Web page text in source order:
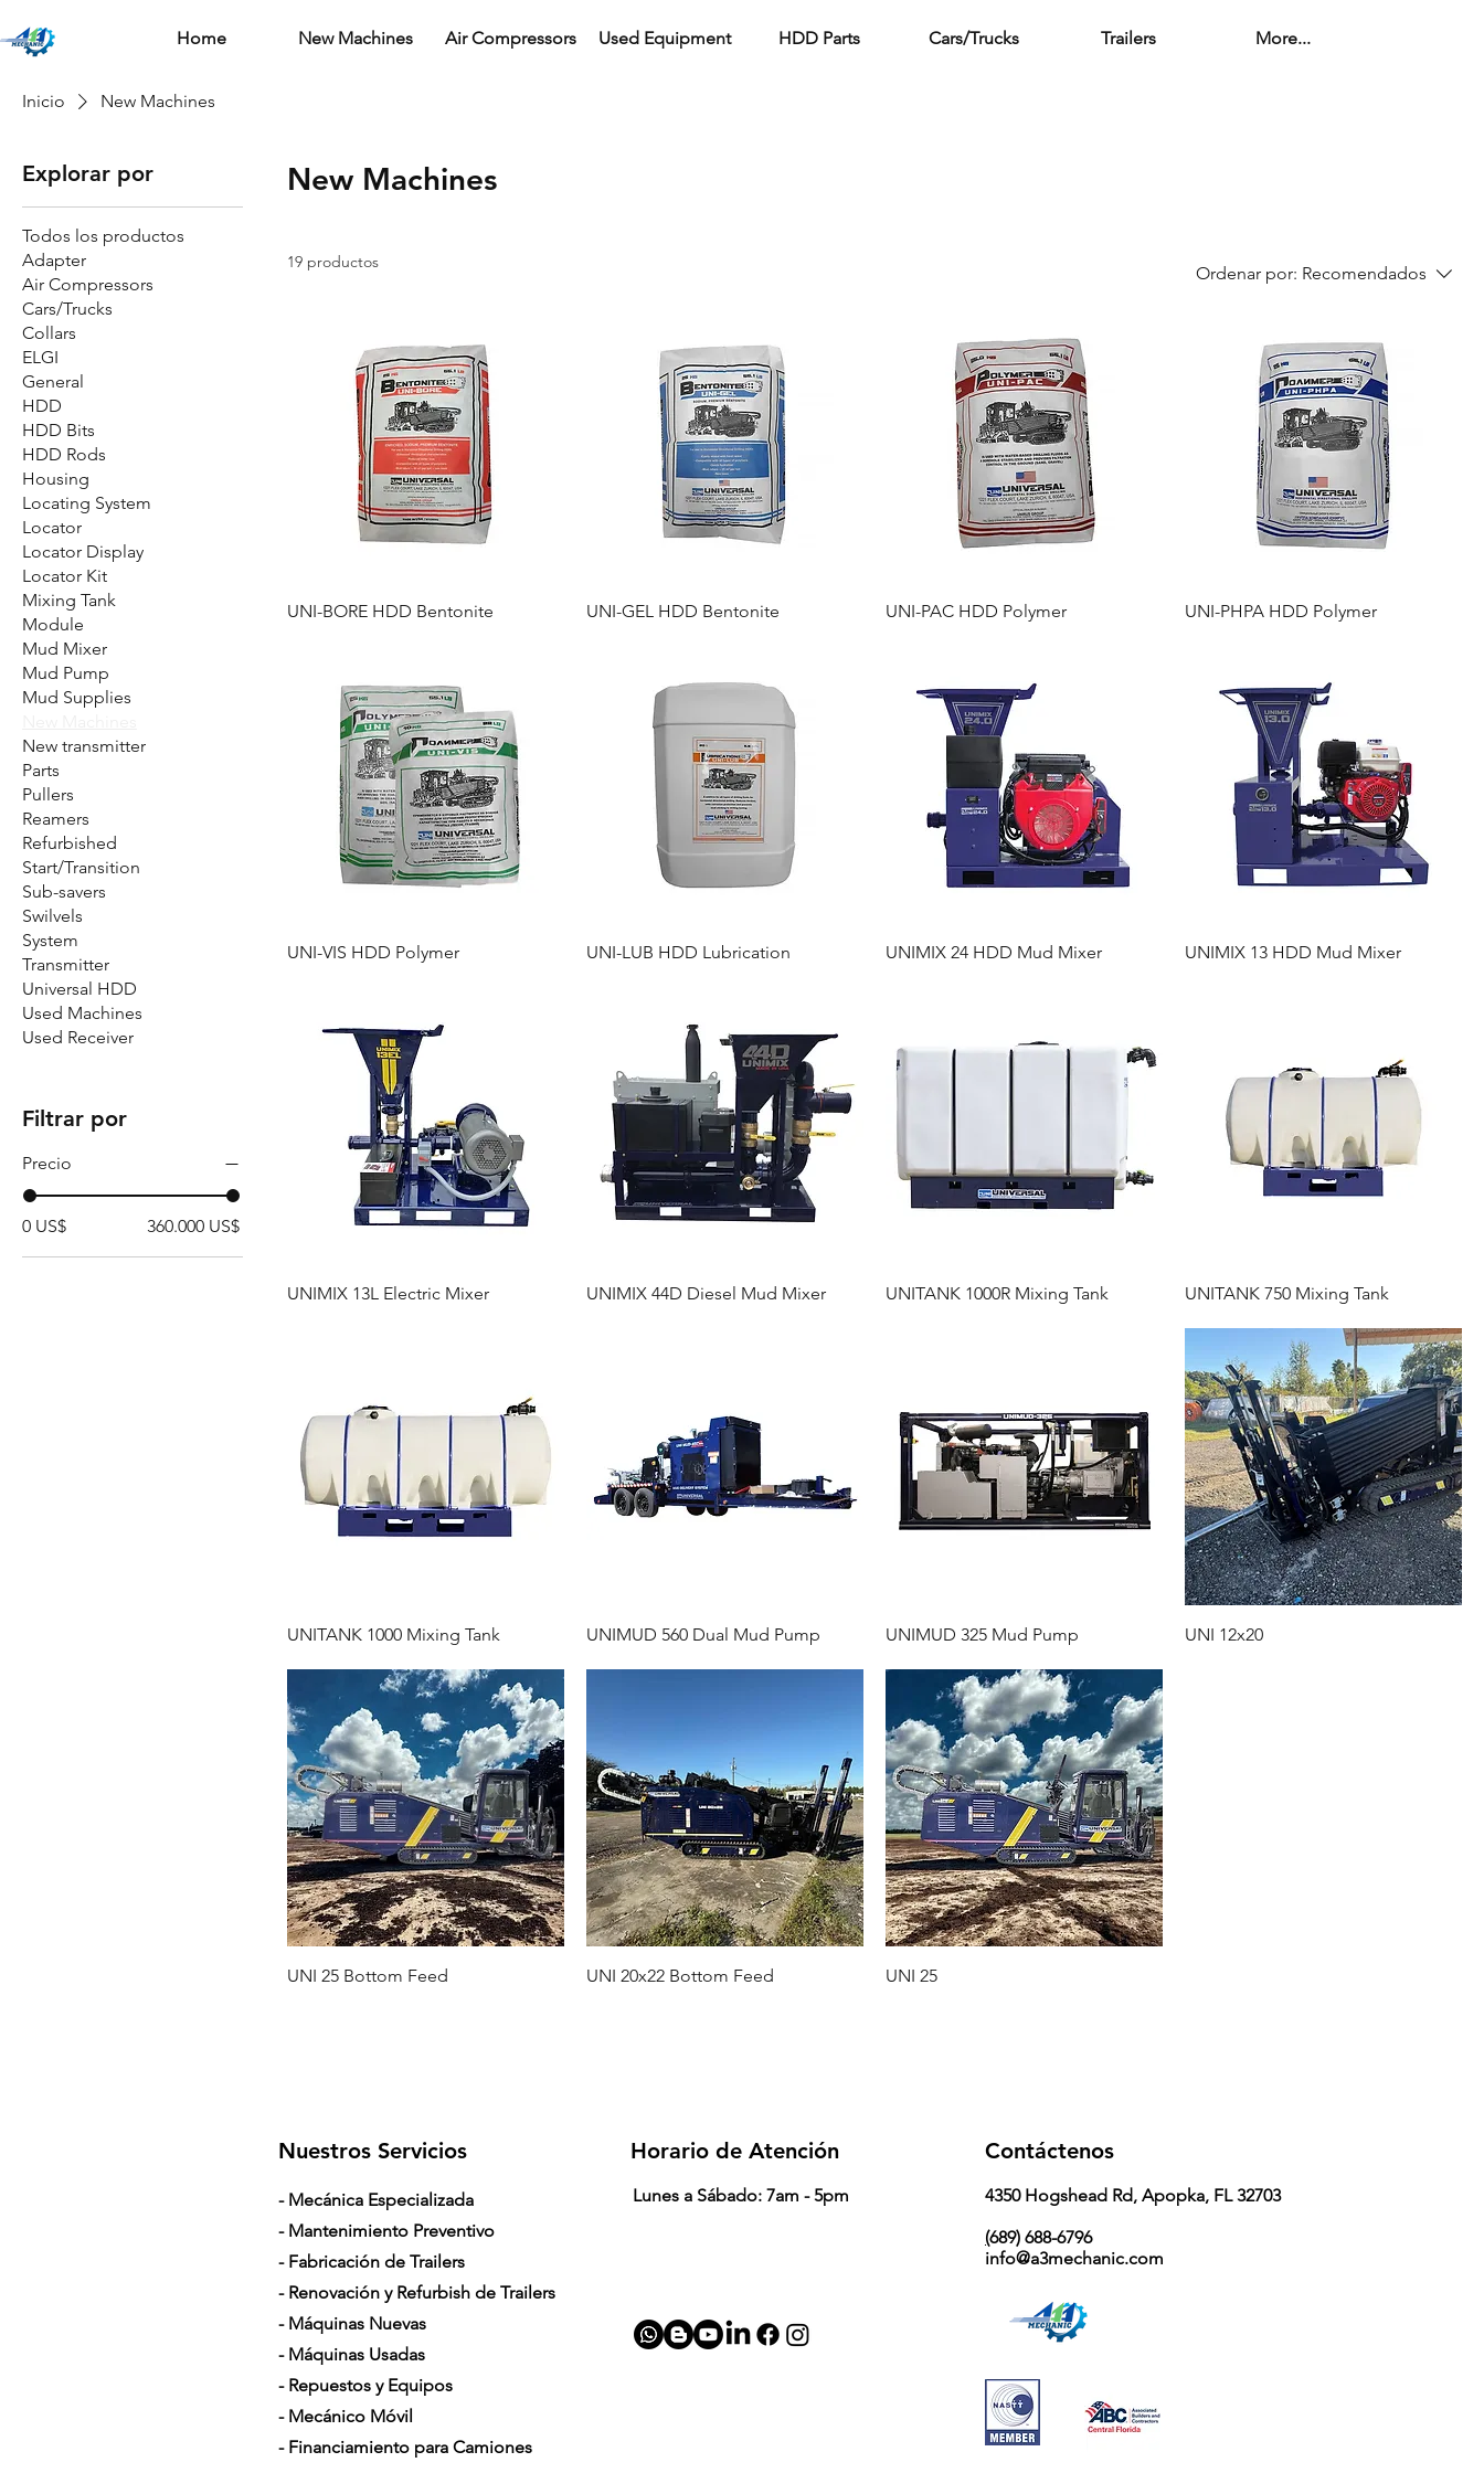
Home New Machines Air Compressors Used Equipment HDD Parts Cars/Trucks Trailers More...
Inicio New Machines
Explorar por
Todos los productos
Adapter
Air Compressors
Cars/Trucks
Collars
ELGI
General
HDD
HDD Bits
HDD Rods
Housing
Locating System
Locator
Locator Display
Locator Kit
Mixing Tank
Module
Mud Mixer
Mud Pump
Mud Supplies
New transmitter
Parts
Pullers
Reamers
Refurbished
Start/Transition
Sub-savers
Swilvels
System
Transmitter
Universal HDD
Used Machines
Used Receiver
Filtrar por
Precio
0 US$ 360.000 US$
New Machines
19 productos
Ordenar por: Recomendados
UNI-BORE HDD Bentonite UNI-GEL HDD Bentonite UNI-PAC HDD Polymer UNI-PHPA HDD Polymer
UNI-VIS HDD Polymer UNI-LUB HDD Lubrication UNIMIX 24 HDD Mud Mixer UNIMIX 13 HDD Mud Mixer
UNIMIX 13L Electric Mixer UNIMIX 44D Diesel Mud Mixer UNITANK 1000R Mixing Tank UNITANK 750 Mixing Tank
UNITANK 1000 Mixing Tank UNIMUD 560 Dual Mud Pump UNIMUD 325 Mud Pump UNI 12x20
UNI 25 Bottom Feed UNI 20x22 Bottom Feed UNI 25
Nuestros Servicios
- Mecánica Especializada
- Mantenimiento Preventivo
- Fabricación de Trailers
- Renovación y Refurbish de Trailers
- Máquinas Nuevas
- Máquinas Usadas
- Repuestos y Equipos
- Mecánico Móvil
- Financiamiento para Camiones
Horario de Atención
Lunes a Sábado: 7am - 5pm
Contáctenos
4350 Hogshead Rd, Apopka, FL 32703
(689) 688-6796
info@a3mechanic.com